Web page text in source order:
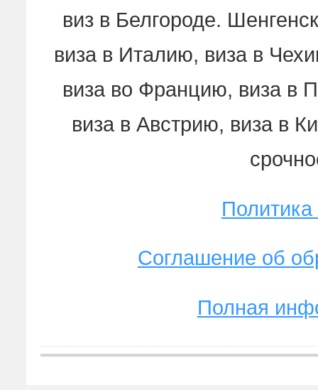
виз в Белгороде.
виза в Италию, виза в
виза во Францию, виза в
виза в Австрию, виза в
Соглашение об
Полная